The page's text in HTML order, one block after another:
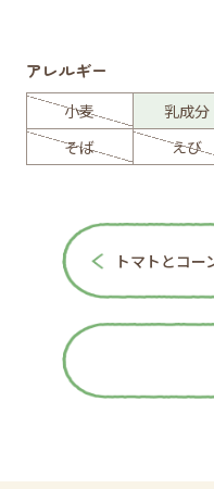
アレルギー
小麦 乳成分
そば
えび
トマトとコー